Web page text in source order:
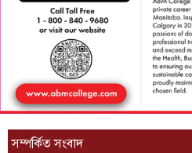
সম্পর্কিত সংবাদ